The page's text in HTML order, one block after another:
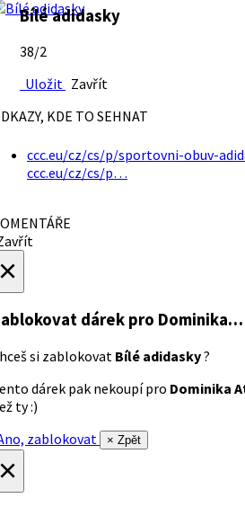
Bílé adidasky
38/2
Uložit Zavřít
KDE TO SEHNAT
ccc.eu/cz/cs/p/sportovni-obuv-
ccc.eu/cz/cs/p…
dárek pro Dominika…
si zablokovat Bílé adidasky?
dárek pak nekoupí pro Dominika
ty :)
zablokovat
× Zpět